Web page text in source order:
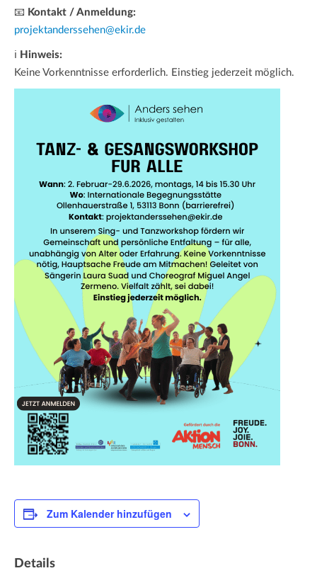
📧 Kontakt / Anmeldung:
projektanderssehen@ekir.de
ℹ Hinweis:
Keine Vorkenntnisse erforderlich. Einstieg jederzeit möglich.
Zum Kalender hinzufügen
Details